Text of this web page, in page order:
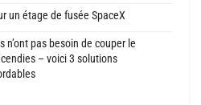
un étage de fusée SpaceX
pas besoin de couper le
– voici 3 solutions